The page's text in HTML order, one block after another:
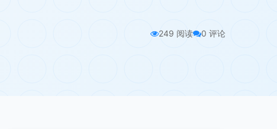
249 阅读 0 评论